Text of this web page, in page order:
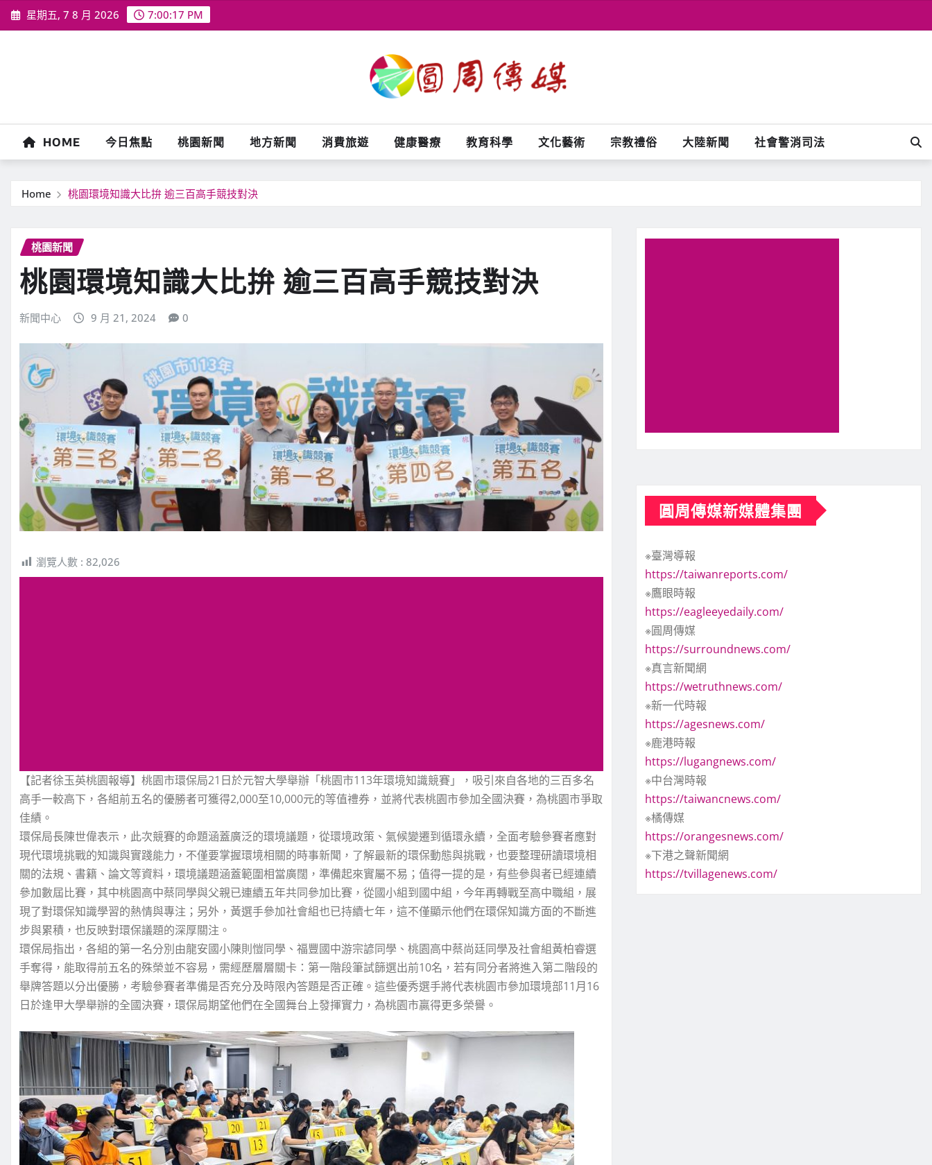
Skip
to
星期五, 7 8 月 2026 7:00:18 PM
HOME 今日焦點 桃園新聞 地方新聞 消費旅遊 健康醫療 教育科學 文化藝術 宗教禮俗 大陸新聞 社會警消司法
Home 桃園環境知識大比拚 逾三百高手競技對決
桃園新聞
桃園環境知識大比拚 逾三百高手競技對決
新聞中心 9 月 21, 2024 0
瀏覽人數 : 82,026
【記者徐玉英桃園報導】桃園市環保局21日於元智大學舉辦「桃園市113年環境知識競賽」，吸引來自各地的三百多名
高手一較高下，各組前五名的優勝者可獲得2,000至10,000元的等值禮券，並將代表桃園市參加全國決賽，為桃園市爭取
佳績。
環保局長陳世偉表示，此次競賽的命題涵蓋廣泛的環境議題，從環境政策、氣候變遷到循環永續，全面考驗參賽者應對
現代環境挑戰的知識與實踐能力，不僅要掌握環境相關的時事新聞，了解最新的環保動態與挑戰，也要整理研讀環境相
關的法規、書籍、論文等資料，環境議題涵蓋範圍相當廣闊，準備起來實屬不易；值得一提的是，有些參與者已經連續
參加數屆比賽，其中桃園高中蔡同學與父親已連續五年共同參加比賽，從國小組到國中組，今年再轉戰至高中職組，展
現了對環保知識學習的熱情與專注；另外，黃選手參加社會組也已持續七年，這不僅顯示他們在環保知識方面的不斷進
步與累積，也反映對環保議題的深厚關注。
環保局指出，各組的第一名分別由龍安國小陳則愷同學、福豐國中游宗諺同學、桃園高中蔡尚廷同學及社會組黃柏睿選
手奪得，能取得前五名的殊榮並不容易，需經歷層層關卡：第一階段筆試篩選出前10名，若有同分者將進入第二階段的
舉牌答題以分出優勝，考驗參賽者準備是否充分及時限內答題是否正確。這些優秀選手將代表桃園市參加環境部11月16
日於逢甲大學舉辦的全國決賽，環保局期望他們在全國舞台上發揮實力，為桃園市贏得更多榮譽。
圓周傳媒新媒體集團
※臺灣導報
https://taiwanreports.com/
※鷹眼時報
https://eagleeyedaily.com/
※圓周傳媒
https://surroundnews.com/
※真言新聞網
https://wetruthnews.com/
※新一代時報
https://agesnews.com/
※鹿港時報
https://lugangnews.com/
※中台灣時報
https://taiwancnews.com/
※橘傳媒
https://orangesnews.com/
※下港之聲新聞網
https://tvillagenews.com/